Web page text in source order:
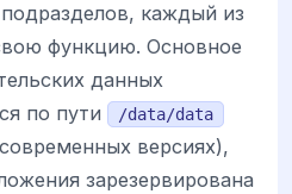
каждый из
функцию. Основное
данных
по пути
/data/data
версиях),
зарезервирована